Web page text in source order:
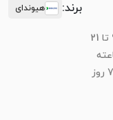
برند: هیوندای